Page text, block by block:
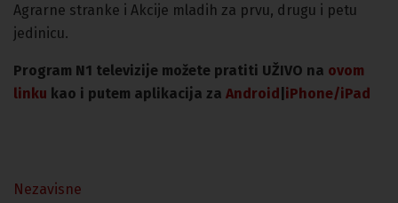
Agrarne stranke i Akcije mladih za prvu, drugu i petu
jedinicu.
Program N1 televizije možete pratiti UŽIVO na ovom
linku kao i putem aplikacija za Android iPhone/iPad
Nezavisne